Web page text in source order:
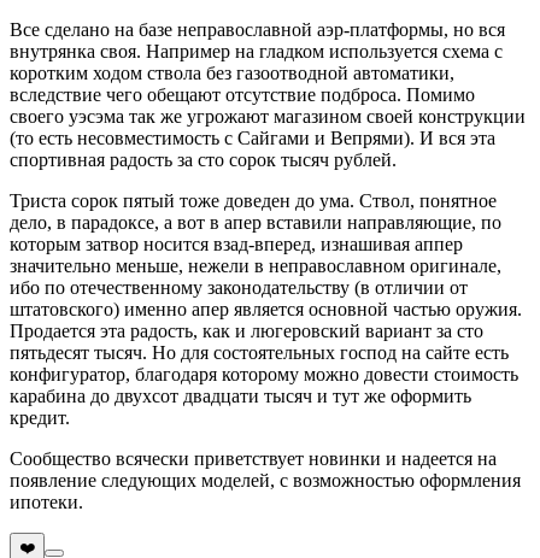
Все сделано на базе неправославной аэр-платформы, но вся
внутрянка своя. Например на гладком используется схема с
коротким ходом ствола без газоотводной автоматики,
вследствие чего обещают отсутствие подброса. Помимо
своего уэсэма так же угрожают магазином своей конструкции
(то есть несовместимость с Сайгами и Вепрями). И вся эта
спортивная радость за сто сорок тысяч рублей.
Триста сорок пятый тоже доведен до ума. Ствол, понятное
дело, в парадоксе, а вот в апер вставили направляющие, по
которым затвор носится взад-вперед, изнашивая аппер
значительно меньше, нежели в неправославном оригинале,
ибо по отечественному законодательству (в отличии от
штатовского) именно апер является основной частью оружия.
Продается эта радость, как и люгеровский вариант за сто
пятьдесят тысяч. Но для состоятельных господ на сайте есть
конфигуратор, благодаря которому можно довести стоимость
карабина до двухсот двадцати тысяч и тут же оформить
кредит.
Сообщество всячески приветствует новинки и надеется на
появление следующих моделей, с возможностью оформления
ипотеки.
❤️